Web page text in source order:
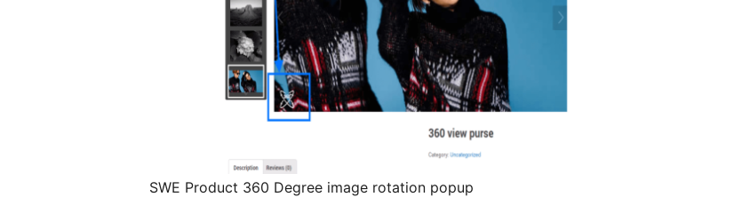
SWE Product 360 Degree image rotation popup